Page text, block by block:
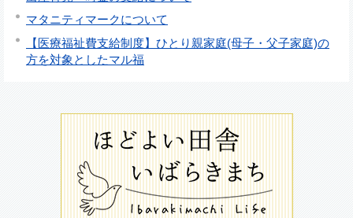
マタニティマークについて
【医療福祉費支給制度】ひとり親家庭(母子・父子家庭)の
方を対象としたマル福